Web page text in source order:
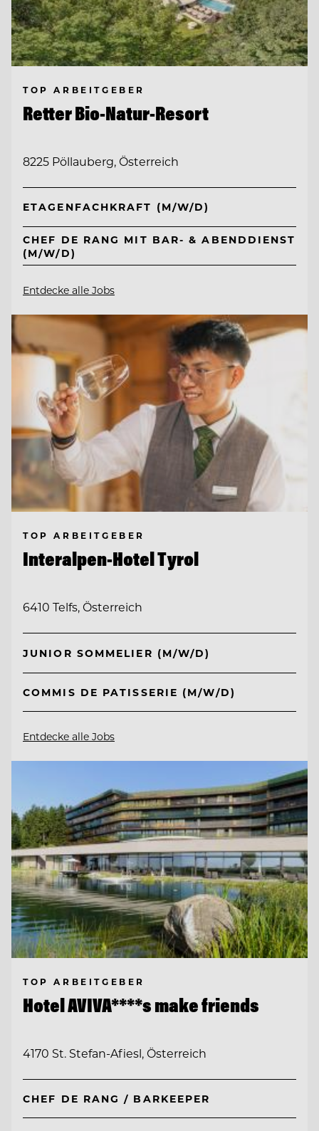
TOP ARBEITGEBER
Retter Bio-Natur-Resort
8225 Pöllauberg, Österreich
ETAGENFACHKRAFT (M/W/D)
CHEF DE RANG MIT BAR- & ABENDDIENST
(M/W/D)
Entdecke alle Jobs
TOP ARBEITGEBER
Interalpen-Hotel Tyrol
6410 Telfs, Österreich
JUNIOR SOMMELIER (M/W/D)
COMMIS DE PATISSERIE (M/W/D)
Entdecke alle Jobs
TOP ARBEITGEBER
Hotel AVIVA****s make friends
4170 St. Stefan-Afiesl, Österreich
CHEF DE RANG / BARKEEPER